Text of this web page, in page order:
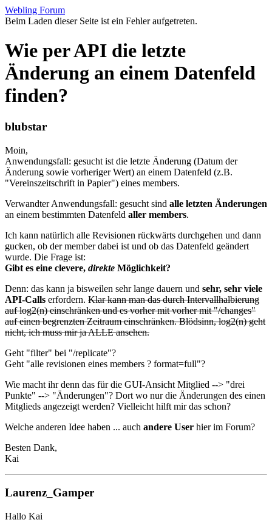
Webling Forum
Beim Laden dieser Seite ist ein Fehler aufgetreten.
Wie per API die letzte
Änderung an einem Datenfeld
finden?
blubstar
Moin,
Anwendungsfall: gesucht ist die letzte Änderung (Datum der
Änderung sowie vorheriger Wert) an einem Datenfeld (z.B.
"Vereinszeitschrift in Papier") eines members.
Verwandter Anwendungsfall: gesucht sind alle letzten Änderungen
an einem bestimmten Datenfeld aller members.
Ich kann natürlich alle Revisionen rückwärts durchgehen und dann
gucken, ob der member dabei ist und ob das Datenfeld geändert
wurde. Die Frage ist:
Gibt es eine clevere, direkte Möglichkeit?
Denn: das kann ja bisweilen sehr lange dauern und sehr, sehr viele
API-Calls erfordern. Klar kann man das durch Intervallhalbierung
auf log2(n) einschränken und es vorher mit vorher mit "/changes"
auf einen begrenzten Zeitraum einschränken. Blödsinn, log2(n) geht
nicht, ich muss mir ja ALLE ansehen.
Geht "filter" bei "/replicate"?
Geht "alle revisionen eines members ? format=full"?
Wie macht ihr denn das für die GUI-Ansicht Mitglied --> "drei
Punkte" --> "Änderungen"? Dort wo nur die Änderungen des einen
Mitglieds angezeigt werden? Vielleicht hilft mir das schon?
Welche anderen Idee haben ... auch andere User hier im Forum?
Besten Dank,
Kai
Laurenz_Gamper
Hallo Kai